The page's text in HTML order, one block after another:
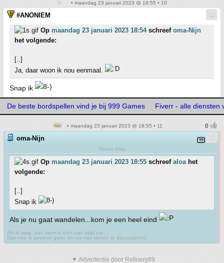
• maandag 23 januari 2023 @ 18:55 • 10
#ANONIEM
Op maandag 23 januari 2023 18:54schreef oma-Nijn
het volgende:
[..]
Ja, daar woon ik nou eenmaal.
Snap ik
De beste bordspellen vind je bij 999 Games Fiverr - alle diensten
• maandag 23 januari 2023 @ 18:55 • 11
oma-Nijn
Trotse oma
Op maandag 23 januari 2023 18:55 schreef aloahet
volgende:
[..]
Snap ik
Als je nu gaat wandelen...kom je een heel eind
Als ik zwijg, dan stem ik echt niet altijd toe.
Dan heb ik gewoon geen zin om met idioten te discussiëren!
▼ Advertentie door Refinery89